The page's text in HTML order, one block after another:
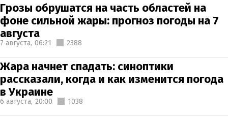
Грозы обрушатся на часть областей на
фоне сильной жары: прогноз погоды на 7
августа
7 августа, 06:21 2388
Жара начнет спадать: синоптики
рассказали, когда и как изменится погода
в Украине
6 августа, 20:00 1038